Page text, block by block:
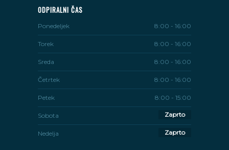
ODPIRALNI ČAS
Ponedeljek 8:00 - 16:00
Torek 8:00 - 16:00
Sreda 8:00 - 16:00
Četrtek 8:00 - 16:00
Petek 8:00 - 15:00
Sobota Zaprto
Nedelja Zaprto